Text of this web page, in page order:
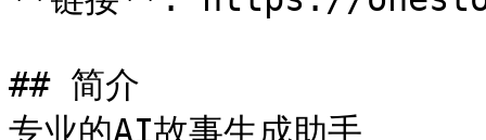
## 简介
专业的AI故事生成助手